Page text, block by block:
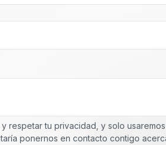
respetar tu privacidad, y solo
ponernos en contacto contigo